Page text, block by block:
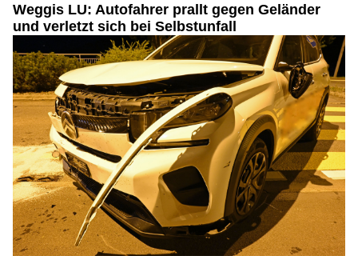
Weggis LU: Autofahrer prallt gegen Geländer
und verletzt sich bei Selbstunfall